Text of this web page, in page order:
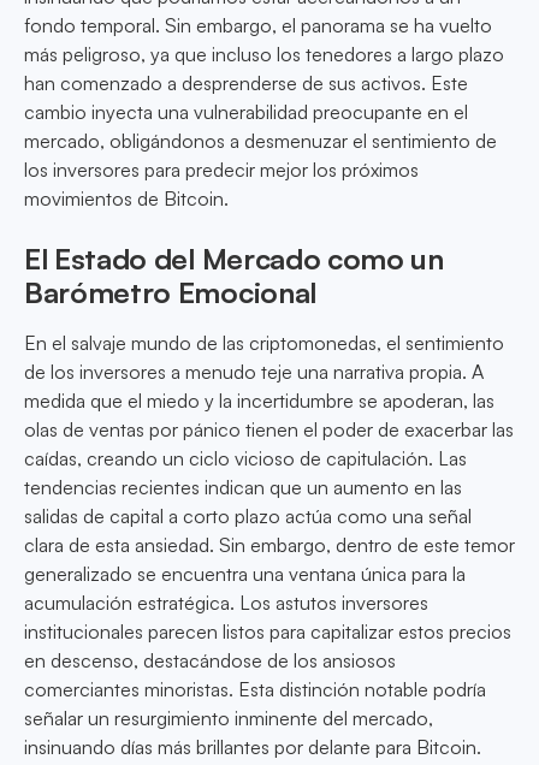
fondo temporal. Sin embargo, el panorama se ha vuelto
más peligroso, ya que incluso los tenedores a largo plazo
han comenzado a desprenderse de sus activos. Este
cambio inyecta una vulnerabilidad preocupante en el
mercado, obligándonos a desmenuzar el sentimiento de
los inversores para predecir mejor los próximos
movimientos de Bitcoin.
El Estado del Mercado como un
Barómetro Emocional
En el salvaje mundo de las criptomonedas, el sentimiento
de los inversores a menudo teje una narrativa propia. A
medida que el miedo y la incertidumbre se apoderan, las
olas de ventas por pánico tienen el poder de exacerbar las
caídas, creando un ciclo vicioso de capitulación. Las
tendencias recientes indican que un aumento en las
salidas de capital a corto plazo actúa como una señal
clara de esta ansiedad. Sin embargo, dentro de este temor
generalizado se encuentra una ventana única para la
acumulación estratégica. Los astutos inversores
institucionales parecen listos para capitalizar estos precios
en descenso, destacándose de los ansiosos
comerciantes minoristas. Esta distinción notable podría
señalar un resurgimiento inminente del mercado,
insinuando días más brillantes por delante para Bitcoin.